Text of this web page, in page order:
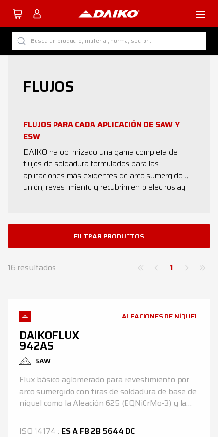
TUTTI I PRODOTTI DAIKO
Empresa
Servicios
Contactos
DE EN ES
Busca un producto, material, norma, sector...
FLUJOS
FLUJOS PARA CADA APLICACIÓN DE SAW Y
ESW
DAIKO ha optimizado una gama completa de
flujos de soldadura formulados para las
aplicaciones más exigentes de arco sumergido y
unión, revestimiento y recubrimiento electroslag.
FILTRAR PRODUCTOS
16 resultados 1
DAIKOFLUX
942AS
SAW
ALEACIONES DE NÍQUEL
Flux básico aglomerado para revestimiento por
arco sumergido con tiras de soldadura de base de
níquel como la Aleación 625 (EQNiCrMo-3) y la
silicio en el metal de soldadura asegura una muy
ISO 14174 : ES A FB 2B 5644 DC